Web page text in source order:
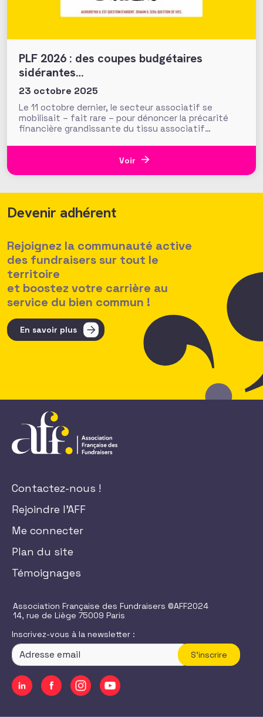
PLF 2026 : des coupes budgétaires
sidérantes…
23 octobre 2025
Le 11 octobre dernier, le secteur associatif se
mobilisait – fait rare – pour dénoncer la précarité
financière grandissante du tissu associatif
la France relayaient ainsi le cri d’alerte « Ça ne tient
plus ! » à l’appel du Mouvement Associatif. Mais à
Voir
Devenir adhérent
Rejoignez la communauté active
des fundraisers sur tout le
territoire
et boostez votre carrière au
service du bien commun !
En savoir plus
Contactez-nous !
Rejoindre l'AFF
Me connecter
Plan du site
Témoignages
Association Française des Fundraisers ©AFF2024
14, rue de Liège 75009 Paris
Inscrivez-vous à la newsletter :
S'inscrire